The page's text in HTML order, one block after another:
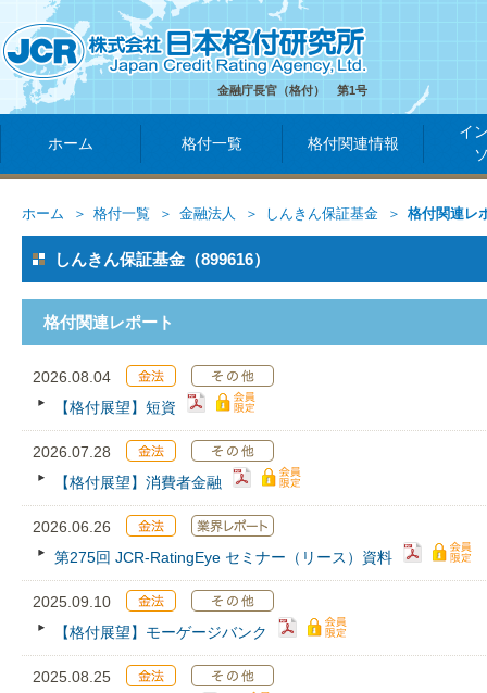
金融庁長官（格付） 第1号
ホーム 格付一覧 格付関連情報
イ
ホーム 格付一覧 金融法人 しんきん保証基金 格付関連レ
しんきん保証基金（899616）
格付関連レポート
2026.08.04
【格付展望】短資
2026.07.28
【格付展望】消費者金融
2026.06.26
第275回 JCR‐RatingEye セミナー（リース）資料
2025.09.10
【格付展望】モーゲージバンク
2025.08.25